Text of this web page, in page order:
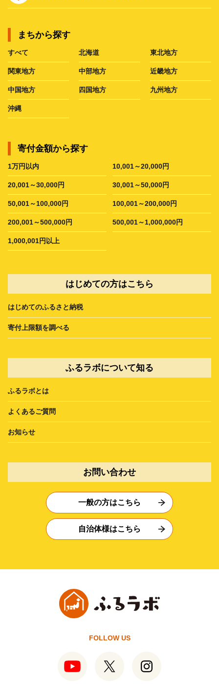
まちから探す
すべて 北海道 東北地方
関東地方 中部地方 近畿地方
中国地方 四国地方 九州地方
沖縄
寄付金額から探す
1万円以内 10,001～20,000円
20,001～30,000円 30,001～50,000円
50,001～100,000円 100,001～200,000円
200,001～500,000円 500,001～1,000,000円
1,000,001円以上
はじめての方はこちら
はじめてのふるさと納税
寄付上限額を調べる
ふるラボについて知る
ふるラボとは
よくあるご質問
お知らせ
お問い合わせ
一般の方はこちら
自治体様はこちら
FOLLOW US